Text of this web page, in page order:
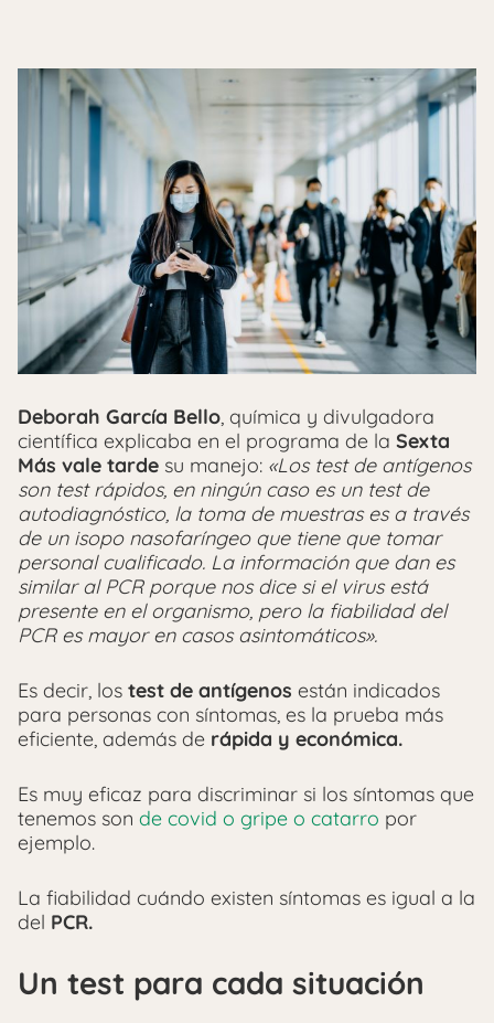
Deborah García Bello , química y divulgadora
científica explicaba en el programa de la Sexta
Más vale tarde su manejo: «Los test de antígenos
son test rápidos, en ningún caso es un test de
autodiagnóstico, la toma de muestras es a través
de un isopo nasofaríngeo que tiene que tomar
personal cualificado. La información que dan es
similar al PCR porque nos dice si el virus está
presente en el organismo, pero la fiabilidad del
PCR es mayor en casos asintomáticos».
Es decir, los test de antígenos están indicados
para personas con síntomas, es la prueba más
eficiente, además de rápida y económica.
Es muy eficaz para discriminar si los síntomas que
tenemos son de covid o gripe o catarro por
ejemplo.
La fiabilidad cuándo existen síntomas es igual a la
del PCR.
Un test para cada situación